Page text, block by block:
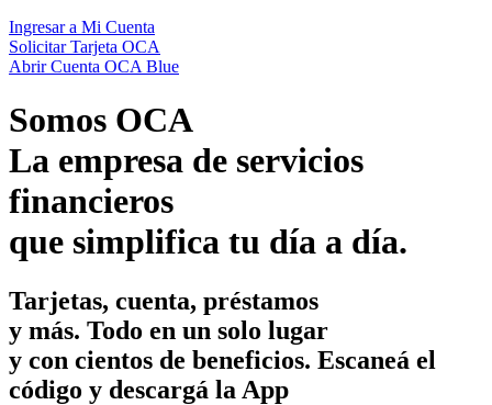
Ingresar a Mi Cuenta
Solicitar Tarjeta OCA
Abrir Cuenta OCA Blue
Somos OCA
La empresa de servicios
financieros
que simplifica tu día a día.
Tarjetas, cuenta, préstamos
y más. Todo en un solo lugar
y con cientos de beneficios. Escaneá el
código y descargá la App